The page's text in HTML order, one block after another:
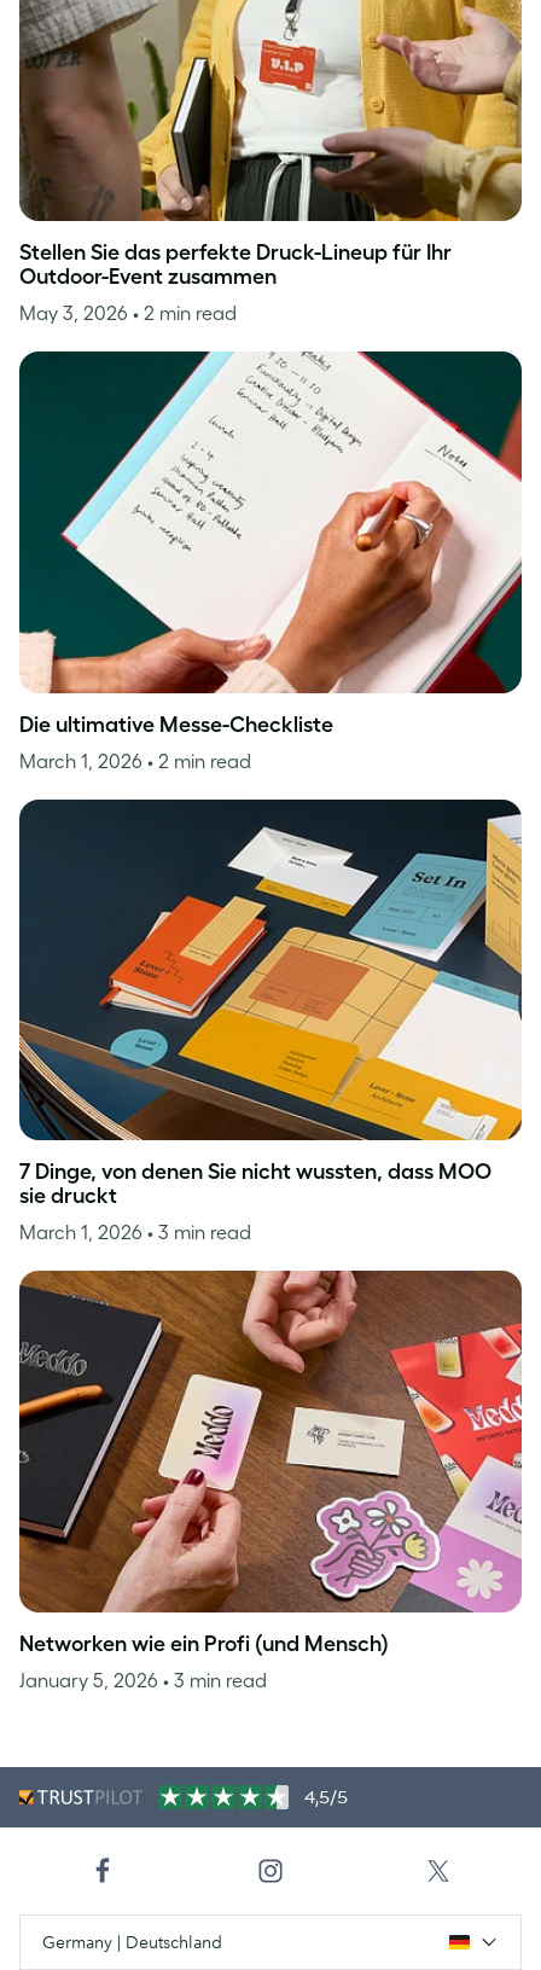
Stellen Sie das perfekte Druck-Lineup für Ihr
Outdoor-Event zusammen
May 3, 2026 • 2 min read
Die ultimative Messe-Checkliste
March 1, 2026 • 2 min read
7 Dinge, von denen Sie nicht wussten, dass MOO
sie druckt
March 1, 2026 • 3 min read
Networken wie ein Profi (und Mensch)
January 5, 2026 • 3 min read
4,5/5
Germany | Deutschland